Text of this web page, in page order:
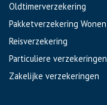
Oldtimerverzekering
Pakketverzekering Wonen
Reisverzekering
Particuliere verzekeringen
Zakelijke verzekeringen